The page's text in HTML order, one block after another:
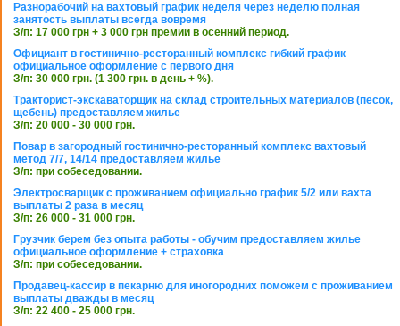
Разнорабочий на вахтовый график неделя через неделю полная
занятость выплаты всегда вовремя
З/п: 17 000 грн + 3 000 грн премии в осенний период.
Официант в гостинично-ресторанный комплекс гибкий график
официальное оформление с первого дня
З/п: 30 000 грн. (1 300 грн. в день + %).
Тракторист-экскаваторщик на склад строительных материалов (песок,
щебень) предоставляем жилье
З/п: 20 000 - 30 000 грн.
Повар в загородный гостинично-ресторанный комплекс вахтовый
метод 7/7, 14/14 предоставляем жилье
З/п: при собеседовании.
Электросварщик с проживанием официально график 5/2 или вахта
выплаты 2 раза в месяц
З/п: 26 000 - 31 000 грн.
Грузчик берем без опыта работы - обучим предоставляем жилье
официальное оформление + страховка
З/п: при собеседовании.
Продавец-кассир в пекарню для иногородних поможем с проживанием
выплаты дважды в месяц
З/п: 22 400 - 25 000 грн.